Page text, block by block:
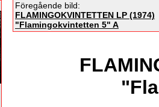
Föregående bild:
FLAMINGOKVINTETTEN LP (1974)
"Flamingokvintetten 5" A